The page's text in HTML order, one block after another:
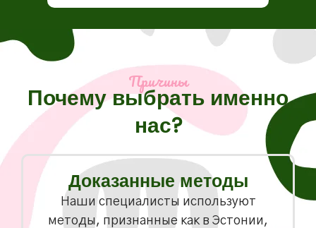
Причины
Почему выбрать именно
нас?
Доказанные методы
Наши специалисты используют
методы, признанные как в Эстонии,